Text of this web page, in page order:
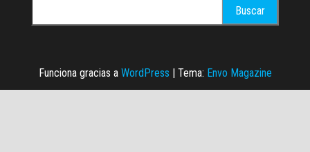
Funciona gracias a WordPress Tema: Envo Magazine